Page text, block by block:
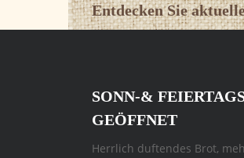
Entdecken Sie
SONN-&
GEÖFFNET
Herrlich duftendes Brot,